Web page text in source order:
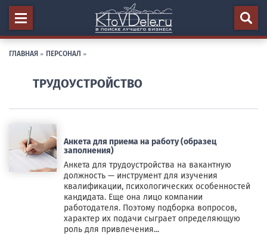
ГЛАВНАЯ » ПЕРСОНАЛ »
ТРУДОУСТРОЙСТВО
Анкета для приема на работу (образец
заполнения)
Анкета для трудоустройства на вакантную
должность — инструмент для изучения
квалификации, психологических особенностей
кандидата. Еще она лицо компании
работодателя. Поэтому подборка вопросов,
характер их подачи сыграет определяющую
роль для привлечения...